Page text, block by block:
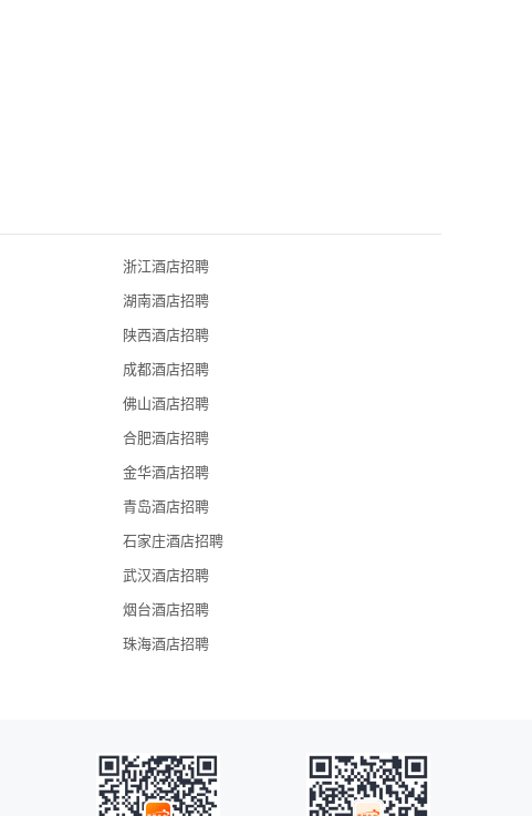
浙江酒店招聘
湖南酒店招聘
陕西酒店招聘
成都酒店招聘
佛山酒店招聘
合肥酒店招聘
金华酒店招聘
青岛酒店招聘
石家庄酒店招聘
武汉酒店招聘
烟台酒店招聘
珠海酒店招聘